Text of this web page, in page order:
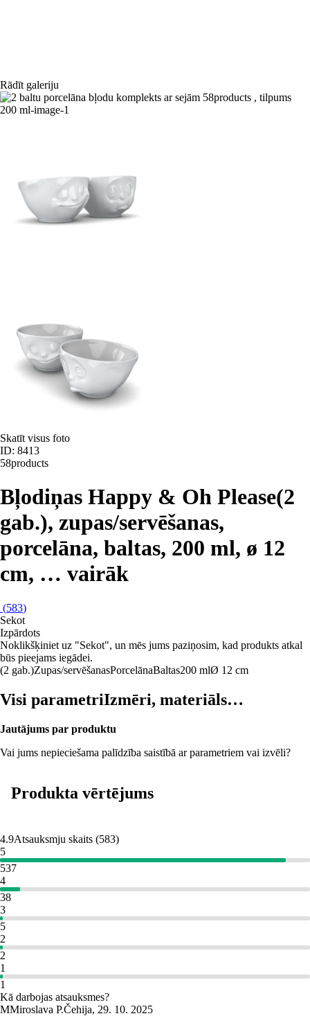
Rādīt galeriju
Skatīt visus foto
ID: 8413
58products
Bļodiņas Happy & Oh Please(2
gab.), zupas/servēšanas,
porcelāna, baltas, 200 ml, ø 12
cm, … vairāk
(583)
Sekot
Izpārdots
Noklikšķiniet uz "Sekot", un mēs jums paziņosim, kad produkts atkal
būs pieejams iegādei.
(2 gab.)Zupas/servēšanasPorcelānaBaltas200 mlØ 12 cm
Visi parametriIzmēri, materiāls…
Jautājums par produktu
Vai jums nepieciešama palīdzība saistībā ar parametriem vai izvēli?
Produkta vērtējums
4.9Atsauksmju skaits (583)
5
537
4
38
3
5
2
2
1
1
Kā darbojas atsauksmes?
MMiroslava P.Čehija, 29. 10. 2025